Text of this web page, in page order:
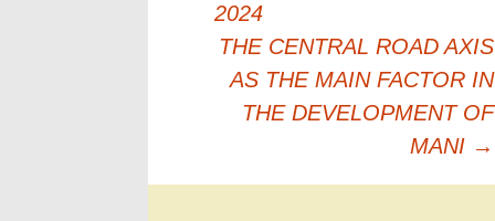
2024
THE CENTRAL ROAD AXIS
AS THE MAIN FACTOR IN
THE DEVELOPMENT OF
MANI →